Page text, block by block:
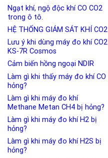
Ngạt khí, ngộ độc khí CO CO2
trong ô tô.
HỆ THỐNG GIÁM SÁT KHÍ CO2
Lưu ý khi dùng máy đo khí CO2
KS-7R Cosmos
Cảm biến hồng ngoại NDIR
Làm gì khi thấy máy đo khí CO
hỏng?
Làm gì khi máy đo khí
Methane Metan CH4 bị hỏng?
Làm gì khi máy đo khí H2 bị
hỏng?
Làm gì khi máy đo khí H2S bị
hỏng?